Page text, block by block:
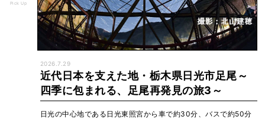
Pick Up
2026.7.29
近代日本を支えた地・栃木県日光市足尾～
四季に包まれる、足尾再発見の旅3～
日光の中心地である日光東照宮から車で約30分、バスで約50分